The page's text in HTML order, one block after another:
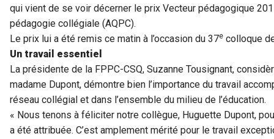
qui vient de se voir décerner le prix Vecteur pédagogique
pédagogie collégiale (AQPC).
Le prix lui a été remis ce matin à l’occasion du 37e colloque
Un travail essentiel
La présidente de la FPPC-CSQ, Suzanne Tousignant,
madame Dupont, démontre bien l’importance du travail
réseau collégial et dans l’ensemble du milieu de l’éducation.
« Nous tenons à féliciter notre collègue, Huguette Dupont,
a été attribuée. C’est amplement mérité pour le travail